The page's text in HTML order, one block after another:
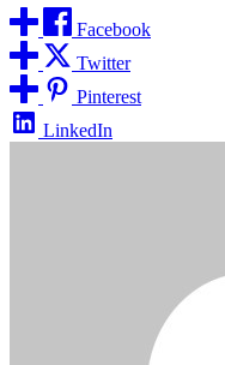
Facebook
Twitter
Pinterest
LinkedIn